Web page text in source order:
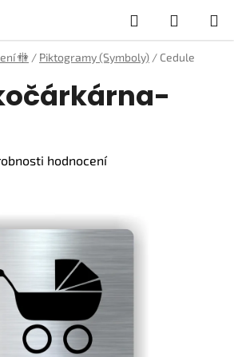
Hledat
KOŠÍK
🚻 / Piktogramy (Symboly) / Cedule
hodnocení